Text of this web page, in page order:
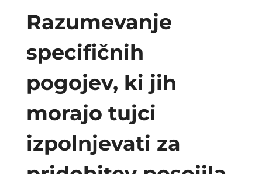
Razumevanje
specifičnih
pogojev, ki jih
morajo tujci
izpolnjevati za